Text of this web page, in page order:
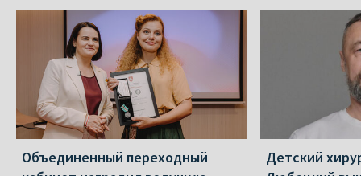
Объединенный переходный
Детский